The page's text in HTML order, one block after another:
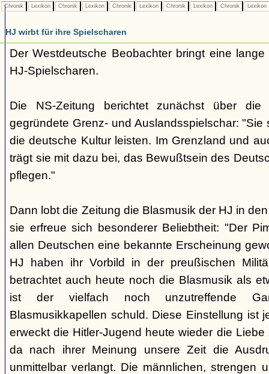
Chronik Lexikon Chronik Lexikon Chronik Lexikon Chronik Lexikon Chronik Lexikon
HJ wirbt für ihre Spielscharen
Der Westdeutsche Beobachter bringt eine
HJ-Spielscharen.
Die NS-Zeitung berichtet zunächst über die
gegründete Grenz- und Auslandsspielschar: "Sie
die deutsche Kultur leisten. Im Grenzland und
trägt sie mit dazu bei, das Bewußtsein des
pflegen."
Dann lobt die Zeitung die Blasmusik der HJ in
sie erfreue sich besonderer Beliebtheit: "Der
allen Deutschen eine bekannte Erscheinung
HJ haben ihr Vorbild in der preußischen
betrachtet auch heute noch die Blasmusik als
ist der vielfach noch unzutreffende
Blasmusikkapellen schuld. Diese Einstellung ist
erweckt die Hitler-Jugend heute wieder die
da nach ihrer Meinung unsere Zeit die
unmittelbar verlangt. Die männlichen, strengen